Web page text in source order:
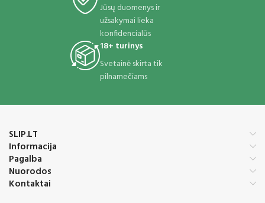
Jūsų duomenys ir
užsakymai lieka
konfidencialūs
18+ turinys
Svetainė skirta tik
pilnamečiams
SLIP.LT
Informacija
Pagalba
Nuorodos
Kontaktai